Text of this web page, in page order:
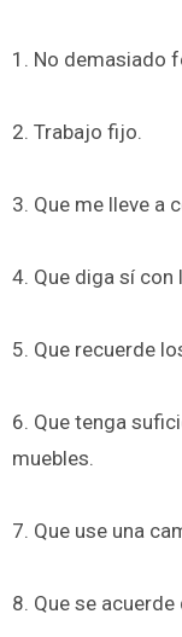
1. No demasiado
2. Trabajo fijo.
3. Que me lleve a
4. Que diga sí con
5. Que recuerde
6. Que tenga
muebles.
7. Que use una
8. Que se